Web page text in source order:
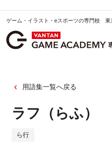
ゲーム・イラスト・eスポーツの専門校 東
用語集一覧へ戻る
ラフ（らふ）
ら行